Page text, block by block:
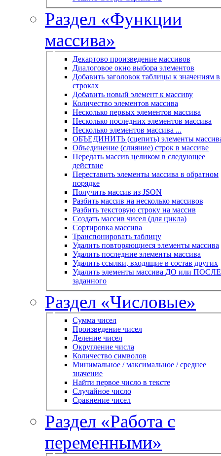
Раздел «Функции
массива»
Декартово произведение массивов
Диалоговое окно выбора элементов
Добавить заголовок таблицы к значениям в
строках
Добавить новый элемент к массиву
Количество элементов массива
Несколько первых элементов массива
Несколько последних элементов массива
Несколько элементов массива ...
ОБЪЕДИНИТЬ (сцепить) элементы
Объединение (слияние) строк в массиве
Передать массив целиком в следующее
действие
Переставить элементы массива в обратном
порядке
Получить массив из JSON
Разбить массив на несколько массивов
Разбить текстовую строку на массив
Создать массив чисел (для цикла)
Сортировка массива
Транспонировать таблицу
Удалить повторяющиеся элементы массива
Удалить последние элементы массива
Удалить ссылки, входящие в состав других
Удалить элементы массива ДО или ПОСЛЕ
заданного
Раздел «Числовые»
Сумма чисел
Произведение чисел
Деление чисел
Округление числа
Количество символов
Минимальное / максимальное / среднее
значение
Найти первое число в тексте
Случайное число
Сравнение чисел
Раздел «Работа с
переменными»